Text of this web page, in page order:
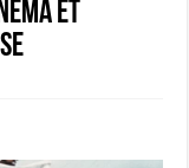
et